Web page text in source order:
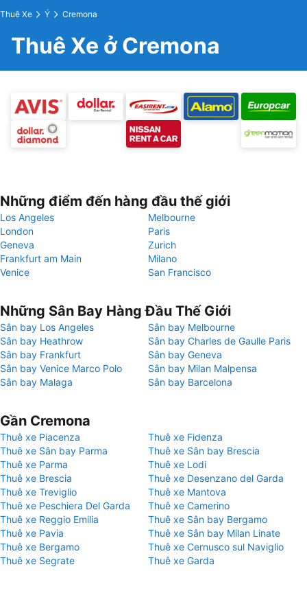
Thuê Xe Ý Cremona
Thuê Xe ở Cremona
Những điểm đến hàng đầu thế giới
Los Angeles
Melbourne
London
Paris
Geneva
Zurich
Frankfurt am Main
Milano
Venice
San Francisco
Những Sân Bay Hàng Đầu Thế Giới
Sân bay Los Angeles
Sân bay Melbourne
Sân bay Heathrow
Sân bay Charles de Gaulle Paris
Sân bay Frankfurt
Sân bay Geneva
Sân bay Venice Marco Polo
Sân bay Milan Malpensa
Sân bay Malaga
Sân bay Barcelona
Gần Cremona
Thuê xe Piacenza
Thuê xe Fidenza
Thuê xe Sân bay Parma
Thuê xe Sân bay Brescia
Thuê xe Parma
Thuê xe Lodi
Thuê xe Brescia
Thuê xe Desenzano del Garda
Thuê xe Treviglio
Thuê xe Mantova
Thuê xe Peschiera Del Garda
Thuê xe Camerino
Thuê xe Reggio Emilia
Thuê xe Sân bay Bergamo
Thuê xe Pavia
Thuê xe Sân bay Milan Linate
Thuê xe Bergamo
Thuê xe Cernusco sul Naviglio
Thuê xe Segrate
Thuê xe Garda